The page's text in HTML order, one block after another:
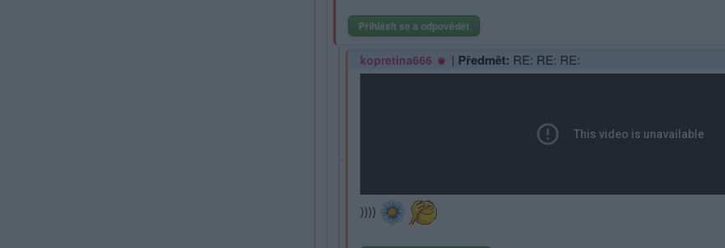
Přihlásit se a odpovědět
kopretina666 | Předmět: RE: RE: RE:
))))